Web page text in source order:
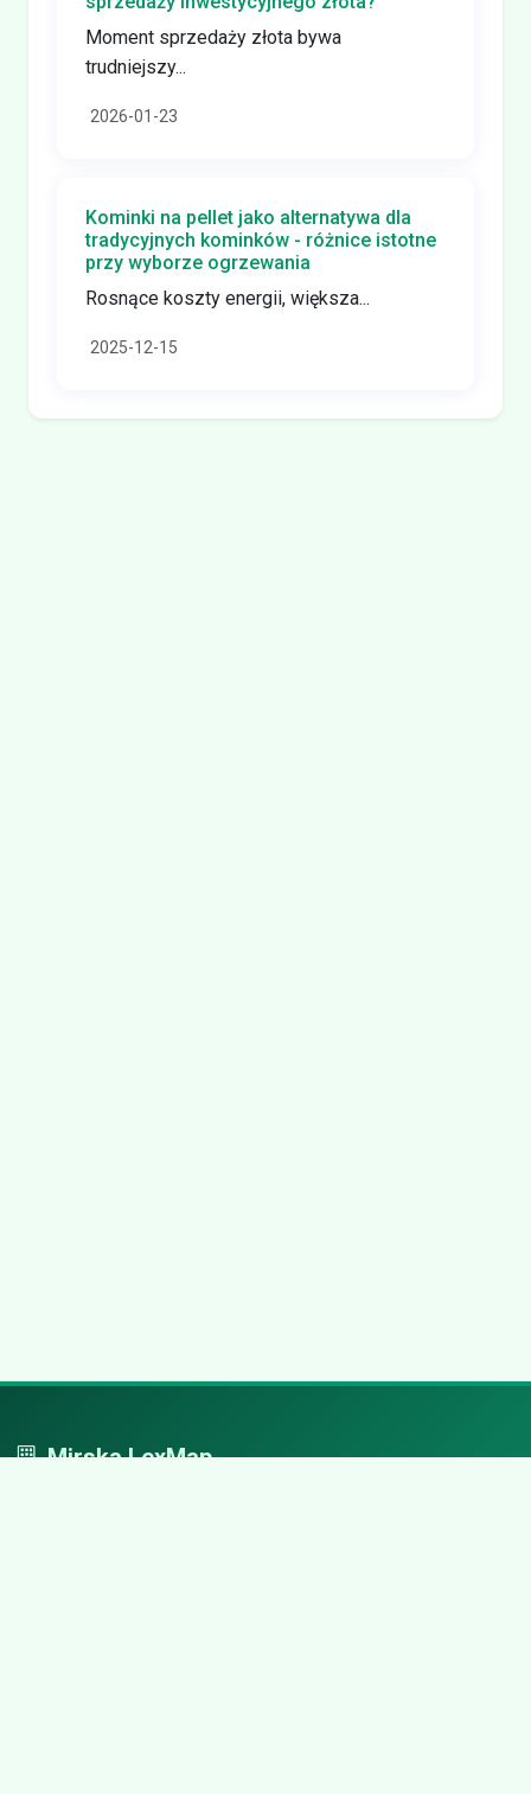
Moment sprzedaży złota bywa
trudniejszy...
2026-01-23
Kominki na pellet jako alternatywa dla
tradycyjnych kominków - różnice istotne
przy wyborze ogrzewania
Rosnące koszty energii, większa...
2025-12-15
Mirska LexMap